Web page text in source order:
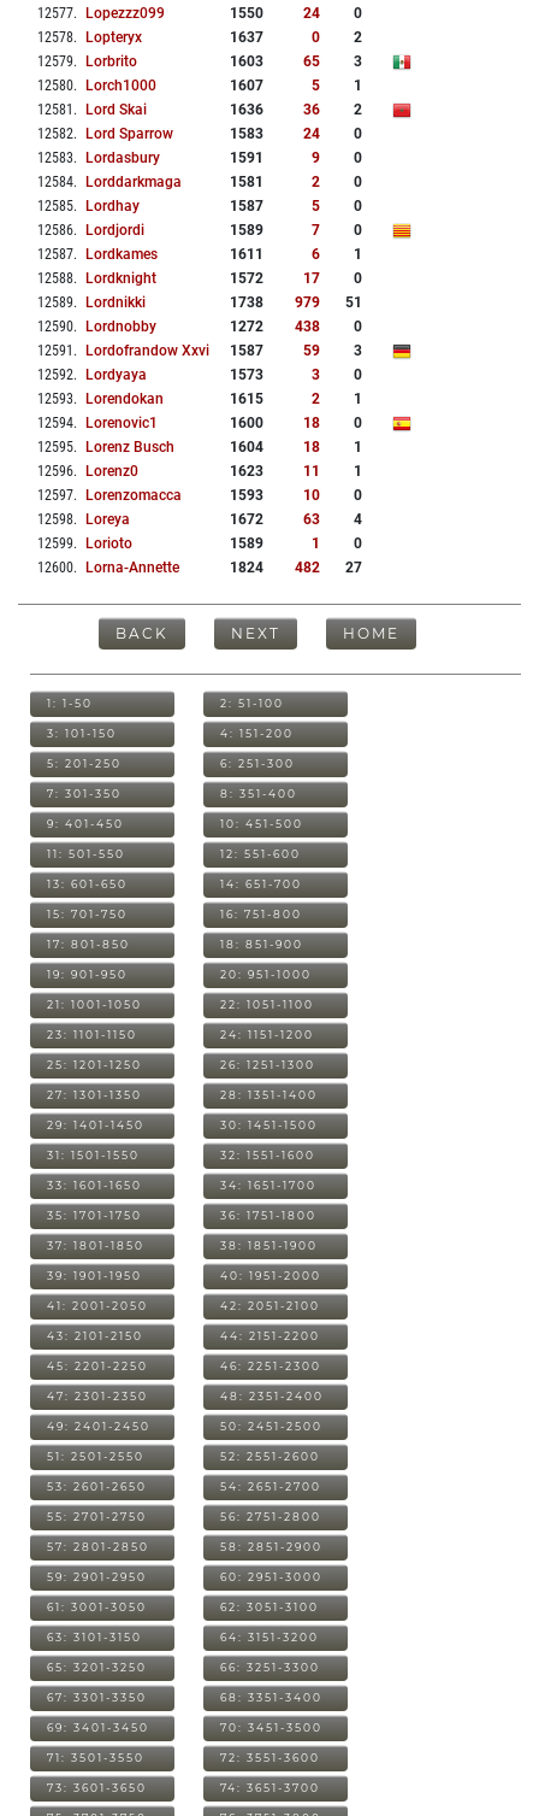
12577. Lopezzz099 1550 24
0
12578. Lopteryx 1637 0
2
12579. Lorbrito 1603 65
3
12580. Lorch1000 1607 5
1
12581 . Lord Skai 1636 36
2
12582. Lord Sparrow 1583 24
0
12583. Lordasbury 1591 9
0
12584. Lorddarkmaga 1581 2
0
12585. Lordhay 1587 5
0
12586. Lordjordi 1589 7
0
12587. Lordkames 1611 6
1
12588. Lordknight 1572 17
0
12589. Lordnikki 1738 979
51
12590. Lordnobby 1272 438
0
12591 . Lordofrandow Xxvi 1587 59
3
12592. Lordyaya 1573 3
0
12593. Lorendokan 1615 2
1
12594. Lorenovic1 1600 18
0
12595. Lorenz Busch 1604 18
1
12596. Lorenz0 1623 11
1
12597. Lorenzomacca 1593 10
0
12598. Loreya 1672 63
4
12599. Lorioto 1589 1
0
12600. Lorna-Annette 1824 482 27
BACK NEXT HOME
1: 1-50 2: 51-100
3: 101-150 4: 151-200
5: 201-250 6: 251-300
7: 301-350 8: 351-400
9: 401-450 10: 451-500
11: 501-550 12: 551-600
13: 601-650 14: 651-700
15: 701-750 16: 751-800
17: 801-850 18: 851-900
19: 901-950 20: 951-1000
21: 1001-1050 22: 1051-1100
23: 1101-1150 24: 1151-1200
25: 1201-1250 26: 1251-1300
27: 1301-1350 28: 1351-1400
29: 1401-1450 30: 1451-1500
31: 1501-1550 32: 1551-1600
33: 1601-1650 34: 1651-1700
35: 1701-1750 36: 1751-1800
37: 1801-1850 38: 1851-1900
39: 1901-1950 40: 1951-2000
41: 2001-2050 42: 2051-2100
43: 2101-2150 44: 2151-2200
45: 2201-2250 46: 2251-2300
47: 2301-2350 48: 2351-2400
49: 2401-2450 50: 2451-2500
51: 2501-2550 52: 2551-2600
53: 2601-2650 54: 2651-2700
55: 2701-2750 56: 2751-2800
57: 2801-2850 58: 2851-2900
59: 2901-2950 60: 2951-3000
61: 3001-3050 62: 3051-3100
63: 3101-3150 64: 3151-3200
65: 3201-3250 66: 3251-3300
67: 3301-3350 68: 3351-3400
69: 3401-3450 70: 3451-3500
71: 3501-3550 72: 3551-3600
73: 3601-3650 74: 3651-3700